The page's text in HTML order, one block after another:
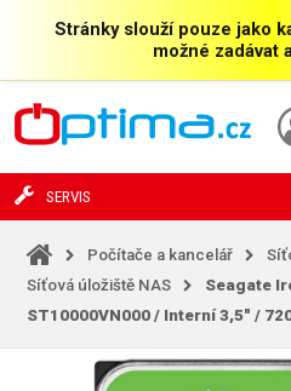
Stránky slouží pouze jako
možné zadávat
SERVIS
Počítače a kancelář
Síťová úložiště NAS
Seagate
ST10000VN000 / Interní 3,5" /